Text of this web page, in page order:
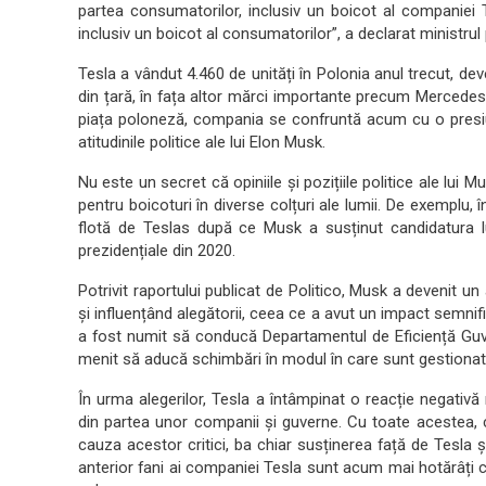
partea consumatorilor, inclusiv un boicot al companiei
inclusiv un boicot al consumatorilor”, a declarat ministrul
Tesla a vândut 4.460 de unități în Polonia anul trecut,
din țară, în fața altor mărci importante precum
piața poloneză, compania se confruntă acum cu o
atitudinile politice ale lui Elon Musk.
Nu este un secret că opiniile și pozițiile politice ale lui
pentru boicoturi în diverse colțuri ale lumii. De
flotă de Teslas după ce Musk a susținut candidatura
prezidențiale din 2020.
Potrivit raportului publicat de Politico, Musk a devenit
și influențând alegătorii, ceea ce a avut un impact
a fost numit să conducă Departamentul de Eficiență
menit să aducă schimbări în modul în care sunt
În urma alegerilor, Tesla a întâmpinat o reacție
din partea unor companii și guverne. Cu toate
cauza acestor critici, ba chiar susținerea față de
anterior fani ai companiei Tesla sunt acum mai hotărâți